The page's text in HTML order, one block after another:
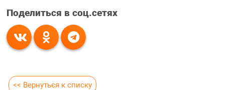
Поделиться в соц.сетях
<< Вернуться к списку